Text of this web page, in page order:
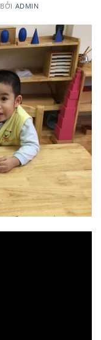
BỞI ADMIN